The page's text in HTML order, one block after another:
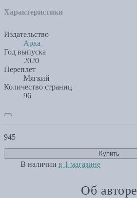
Характеристики
Издательство
Арка
Год выпуска
2020
Переплет
Мягкий
Количество страниц
96
945
Купить
В наличии в 1 магазине
Об авторе